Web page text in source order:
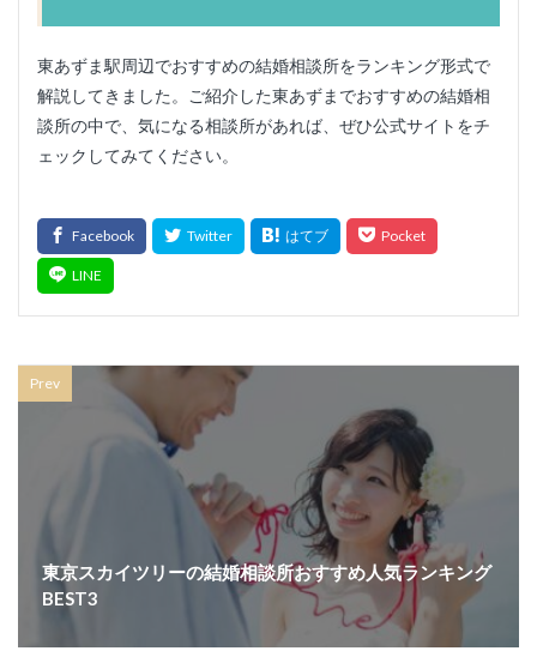
東あずま駅周辺でおすすめの結婚相談所をランキング形式で
解説してきました。ご紹介した東あずまでおすすめの結婚相
談所の中で、気になる相談所があれば、ぜひ公式サイトをチ
ェックしてみてください。
Prev
東京スカイツリーの結婚相談所おすすめ人気ランキング
BEST3